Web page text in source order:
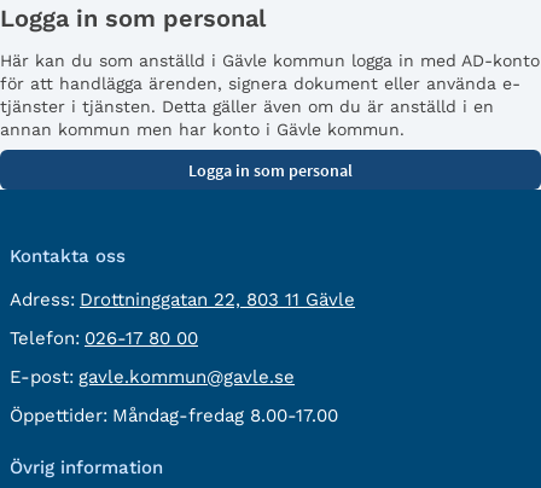
Logga in som personal
Här kan du som anställd i Gävle kommun logga in med AD-konto
för att handlägga ärenden, signera dokument eller använda e-
tjänster i tjänsten. Detta gäller även om du är anställd i en
annan kommun men har konto i Gävle kommun.
Kontakta oss
Adress: besöksadress:
Drottninggatan 22, 803 11 Gävle
Telefon: Telefon:
026-17 80 00
E-post: E-
post:
gavle.kommun@gavle.se
Öppettider: Måndag-fredag 8.00-17.00
Övrig information